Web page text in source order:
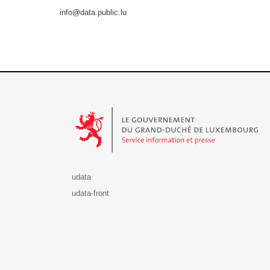
info@data.public.lu
udata
udata-front